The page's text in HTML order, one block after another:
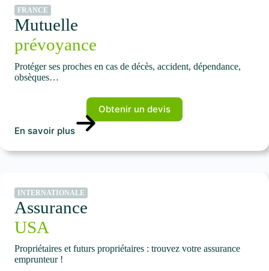
FRANCE
Mutuelle
prévoyance
Protéger ses proches en cas de décès, accident, dépendance,
obsèques…
Obtenir un devis
En savoir plus
INTERNATIONALE
Assurance
USA
Propriétaires et futurs propriétaires : trouvez votre assurance
emprunteur !